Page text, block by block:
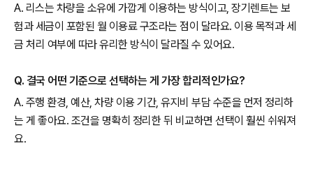
A. 리스는 차량을 소유에 가깝게 이용하는 방식이고, 장기렌트는 보
험과 세금이 포함된 월 이용료 구조라는 점이 달라요. 이용 목적과 세
금 처리 여부에 따라 유리한 방식이 달라질 수 있어요.
Q. 결국 어떤 기준으로 선택하는 게 가장 합리적인가요?
A. 주행 환경, 예산, 차량 이용 기간, 유지비 부담 수준을 먼저 정리하
는 게 좋아요. 조건을 명확히 정리한 뒤 비교하면 선택이 훨씬 쉬워져
요.